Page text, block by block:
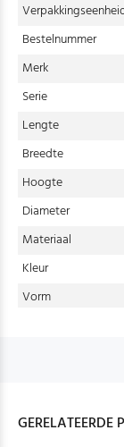
Bestelnummer
Merk
Serie
Lengte
Breedte
Hoogte
Diameter
Materiaal
Kleur
Vorm
GERELATEERDE